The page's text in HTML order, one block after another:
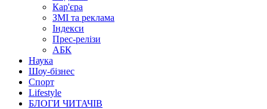
Кар'єра
ЗМІ та реклама
Індекси
Прес-релізи
АБК
Наука
Шоу-бізнес
Спорт
Lifestyle
БЛОГИ ЧИТАЧІВ